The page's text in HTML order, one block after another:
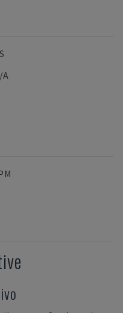
A